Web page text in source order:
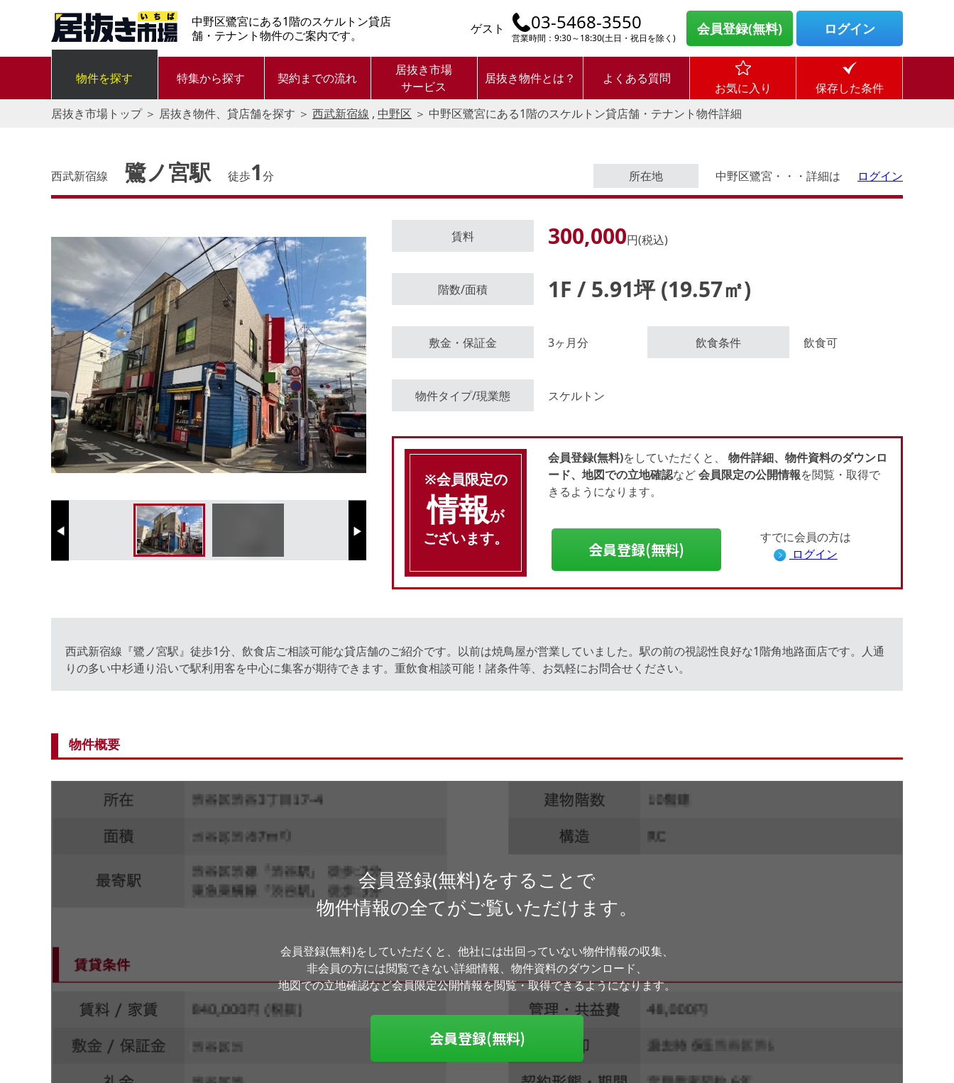
中野区鷺宮にある1階のスケルトン貸店
舗・テナント物件のご案内です。
ゲスト 03-5468-3550
営業時間：9:30～18:30(土日・祝日を除く)
会員登録(無料) ログイン
物件を探す 特集から探す 契約までの流れ
居抜き市場
サービス
居抜き物件とは？ よくある質問
お気に入り
保存した条件
居抜き市場トップ＞ 居抜き物件、貸店舗を探す ＞ 西武新宿線 , 中野区 ＞ 中野区鷺宮にある1階のスケルトン貸店舗・テナント物件詳細
西武新宿線 鷺ノ宮駅 徒歩1分 所在地 中野区鷺宮・・・詳細は ログイン
ログイン後に
物件情報の全てがご覧いただけます。
Previous Next
賃料 300,000円(税込)
階数/面積 1F / 5.91坪 (19.57㎡)
敷金・保証金 3ヶ月分 飲食条件 飲食可
物件タイプ/現業態 スケルトン
※会員限定の
情報が
ございます。
会員登録(無料)をしていただくと、物件詳細、物件資料のダウンロ
ード、地図での立地確認など会員限定の公開情報を閲覧・取得で
きるようになります。
会員登録(無料)
すでに会員の方は
ログイン
西武新宿線『鷺ノ宮駅』徒歩1分、飲食店ご相談可能な貸店舗のご紹介です。以前は焼鳥屋が営業していました。駅の前の視認性良好な1階角地路面店です。人通
りの多い中杉通り沿いで駅利用客を中心に集客が期待できます。重飲食相談可能！諸条件等、お気軽にお問合せください。
物件概要
会員登録(無料)をすることで
物件情報の全てがご覧いただけます。
会員登録(無料)をしていただくと、他社には出回っていない物件情報の収集、
非会員の方には閲覧できない詳細情報、物件資料のダウンロード、
地図での立地確認など会員限定公開情報を閲覧・取得できるようになります。
会員登録(無料)